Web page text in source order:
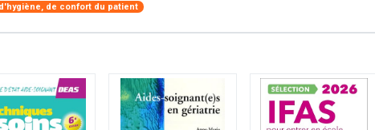
de confort du patient